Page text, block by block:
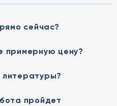
сейчас?
примерную цену?
пройдет